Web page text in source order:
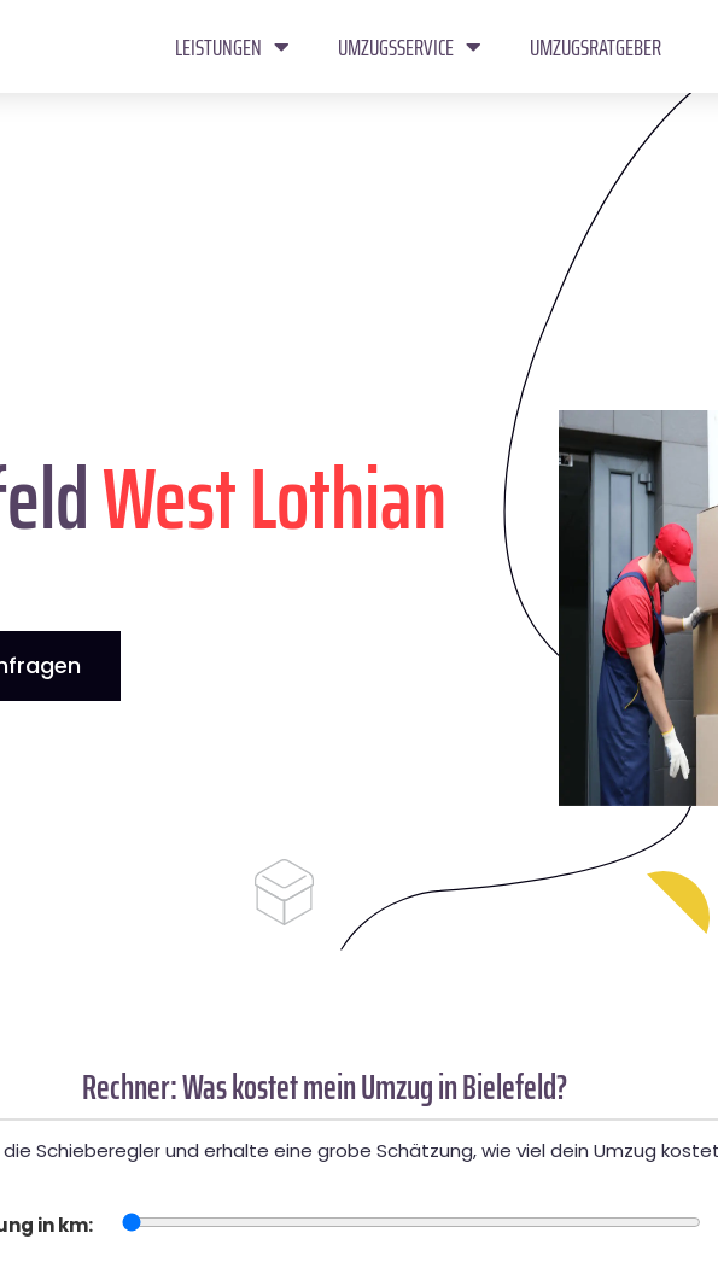
LEISTUNGEN UMZUGSSERVICE UMZUGSRATGEBER
West Lothian
Rechner: Was kostet mein Umzug in Bielefeld?
Schieberegler und erhalte eine grobe Schätzung, wie viel dein Umzug
in km: